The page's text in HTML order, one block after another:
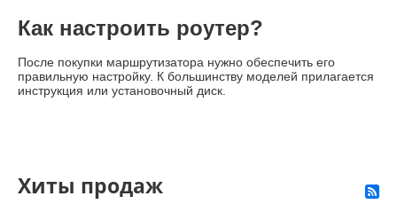
Как настроить роутер?
После покупки маршрутизатора нужно обеспечить его
правильную настройку. К большинству моделей прилагается
инструкция или установочный диск.
Хиты продаж